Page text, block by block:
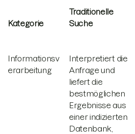
Kategorie
Traditionelle
Suche
Informationsv
erarbeitung
Interpretiert die
Anfrage und
liefert die
bestmöglichen
Ergebnisse aus
einer indizierten
Datenbank,